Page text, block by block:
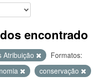
encontrado
Atribuição
Formatos:
conservação